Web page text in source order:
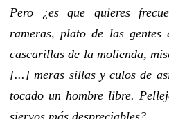
Pero ¿es que quieres
rameras, plato de las
cascarillas de la molienda,
[...] meras sillas y culos de
tocado un hombre libre.
siervos más despreciables?